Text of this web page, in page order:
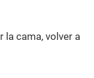
la cama, volver a